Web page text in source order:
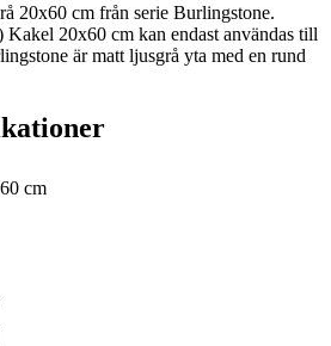
20x60 cm från serie Burlingstone.
20x60 cm kan endast användas till
är matt ljusgrå yta med en rund
cm